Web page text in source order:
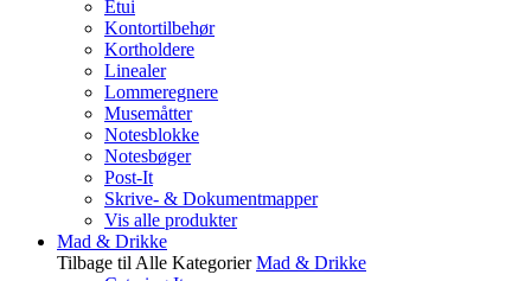
Etui
Kontortilbehør
Kortholdere
Linealer
Lommeregnere
Musemåtter
Notesblokke
Notesbøger
Post-It
Skrive- & Dokumentmapper
Vis alle produkter
Mad & Drikke
Tilbage til Alle Kategorier Mad & Drikke